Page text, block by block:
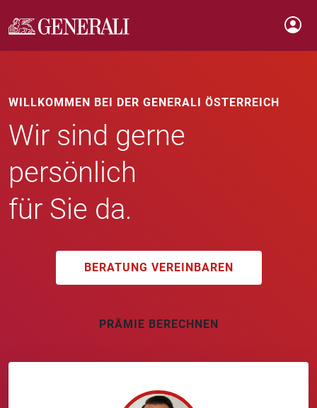
WILLKOMMEN BEI DER GENERALI ÖSTERREICH
Wir sind gerne
persönlich
für Sie da.
BERATUNG VEREINBAREN
PRÄMIE BERECHNEN